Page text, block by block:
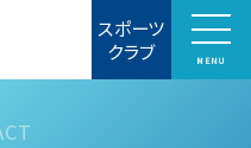
スポーツ
クラブ MENU